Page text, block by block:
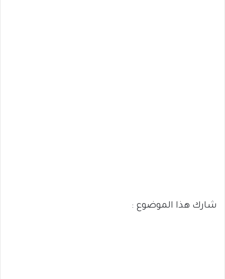
شارك هذا الموضوع :